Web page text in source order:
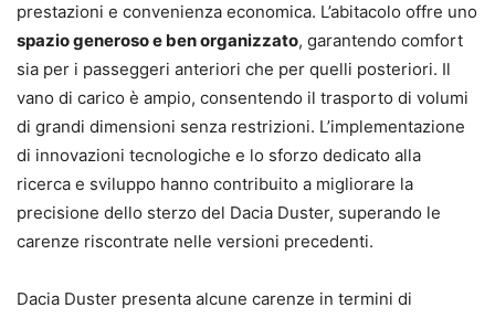
prestazioni e convenienza economica. L’abitacolo offre uno
spazio generoso e ben organizzato, garantendo comfort
sia per i passeggeri anteriori che per quelli posteriori. Il
vano di carico è ampio, consentendo il trasporto di volumi
di grandi dimensioni senza restrizioni. L’implementazione
di innovazioni tecnologiche e lo sforzo dedicato alla
ricerca e sviluppo hanno contribuito a migliorare la
precisione dello sterzo del Dacia Duster, superando le
carenze riscontrate nelle versioni precedenti.
Dacia Duster presenta alcune carenze in termini di